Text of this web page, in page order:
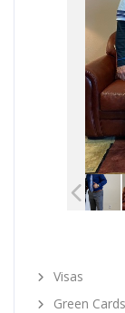
Visas
Green Cards